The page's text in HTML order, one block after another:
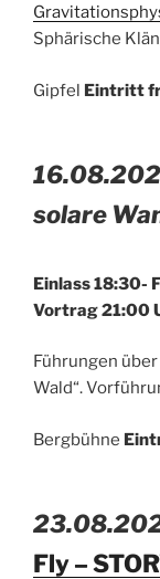
Sphärische
Gipfel Eintritt
solare
Einlass18:30-
Vortrag 21:00
Führungen
Wald“.
Bergbühne
Fly –